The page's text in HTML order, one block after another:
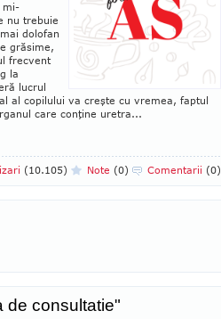
mi­
nu tre­buie
dolofan
grăsime,
frecvent
la
lu­crul
al copilului va creşte cu vre­mea, faptul
care conţine uretra...
(10.105) Note (0) Comentarii (0)
de consultatie"